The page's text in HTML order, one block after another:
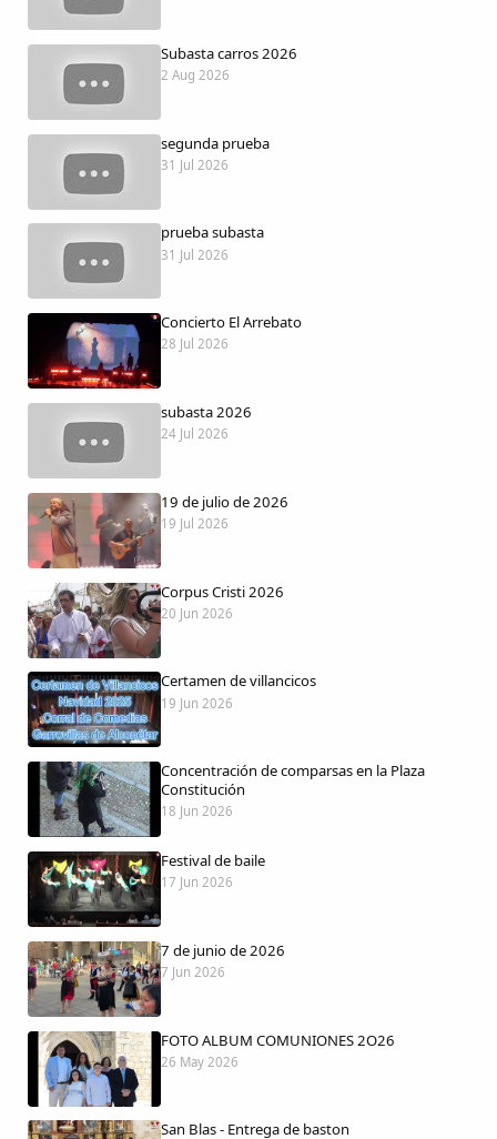
Diccionario
Traductor
Dichos
Cancionero Local
Apodos
Peñas
La palra
Modo oscuro
Subasta carros 2026
2 Aug 2026
segunda prueba
31 Jul 2026
prueba subasta
31 Jul 2026
Concierto El Arrebato
28 Jul 2026
subasta 2026
24 Jul 2026
19 de julio de 2026
19 Jul 2026
Corpus Cristi 2026
20 Jun 2026
Certamen de villancicos
19 Jun 2026
Concentración de comparsas en la Plaza
Constitución
18 Jun 2026
Festival de baile
17 Jun 2026
7 de junio de 2026
7 Jun 2026
FOTO ALBUM COMUNIONES 2O26
26 May 2026
San Blas - Entrega de baston
Compartir en Facebook
Compartir en Twitter
Copiar enlace